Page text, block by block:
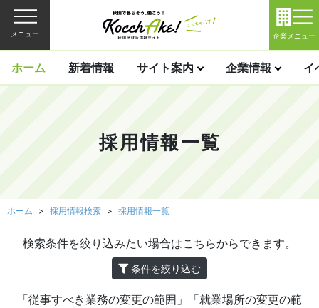
メニュー 企業メニュー
ホーム 新着情報 サイト案内 企業情報 イ
採用情報一覧
ホーム 採用情報検索 採用情報一覧
検索条件を絞り込みたい場合はこちらからできます。
条件を絞り込む
「従事すべき業務の変更の範囲」「就業場所の変更の範